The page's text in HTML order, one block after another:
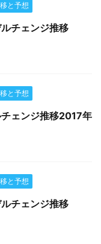
と予想
チェンジ推移
と予想
チェンジ推移2017年
と予想
チェンジ推移